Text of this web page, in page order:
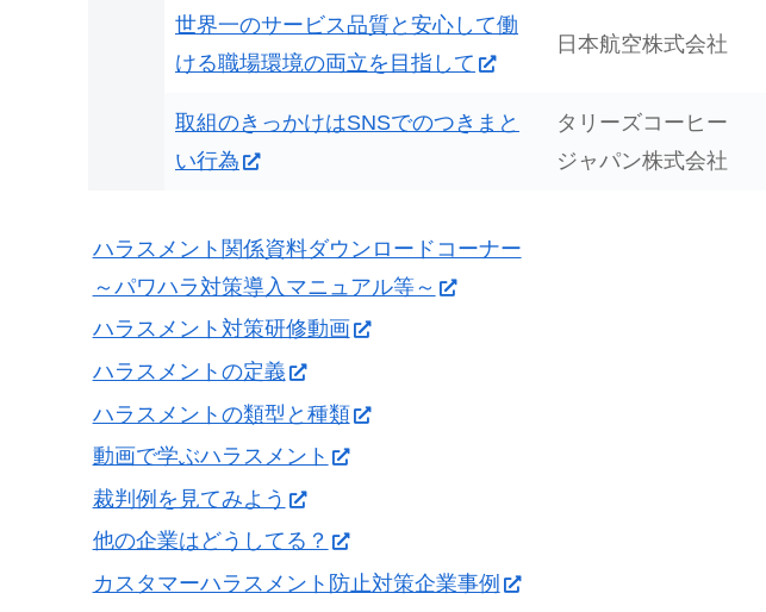
世界一のサービス品質と安心して働
ける職場環境の両立を目指して
日本航空株式会社
取組のきっかけはSNSでのつきまと
い行為
タリーズコーヒー
ジャパン株式会社
ハラスメント関係資料ダウンロードコーナー
～パワハラ対策導入マニュアル等～
ハラスメント対策研修動画
ハラスメントの定義
ハラスメントの類型と種類
動画で学ぶハラスメント
裁判例を見てみよう
他の企業はどうしてる？
カスタマーハラスメント防止対策企業事例